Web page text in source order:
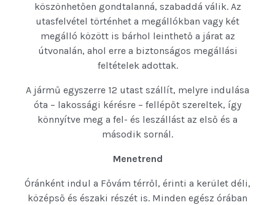
köszönhetően gondtalanná, szabaddá válik. Az
utasfelvétel történhet a megállókban vagy két
megálló között is bárhol leinthető a járat az
útvonalán, ahol erre a biztonságos megállási
feltételek adottak.
A jármű egyszerre 12 utast szállít, melyre indulása
óta – lakossági kérésre – fellépőt szereltek, így
könnyítve meg a fel- és leszállást az első és a
második sornál.
Menetrend
Óránként indul a Fővám térről, érinti a kerület déli,
középső és északi részét is. Minden egész órában